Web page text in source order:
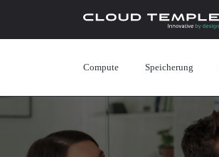
Compute Speicherung